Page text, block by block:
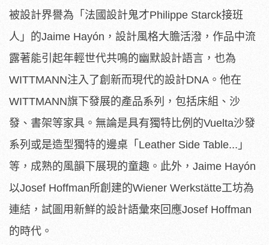
被設計界譽為「法國設計鬼才Philippe Starck接班
人」的Jaime Hayón，設計風格大膽活潑，作品中流
露著能引起年輕世代共鳴的幽默設計語言，也為
WITTMANN注入了創新而現代的設計DNA。他在
WITTMANN旗下發展的產品系列，包括床組、沙
發、書架等家具。無論是具有獨特比例的Vuelta沙發
系列或是造型獨特的邊桌「Leather Side Table...」
等，成熟的風韻下展現的童趣。此外，Jaime Hayón
以Josef Hoffman所創建的Wiener Werkstätte工坊為
連結，試圖用新鮮的設計語彙來回應Josef Hoffman
的時代。